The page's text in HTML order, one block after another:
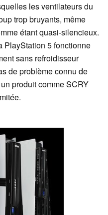
les ventilateurs du
trop bruyants, même
étant quasi-silencieux.
PlayStation 5 fonctionne
sans refroidisseur
de problème connu de
produit comme SCRY